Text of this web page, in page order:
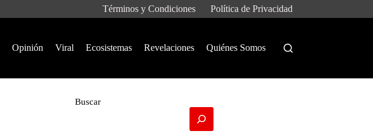
Términos y Condiciones Política de Privacidad
Opinión Viral Ecosistemas Revelaciones Quiénes Somos
Buscar